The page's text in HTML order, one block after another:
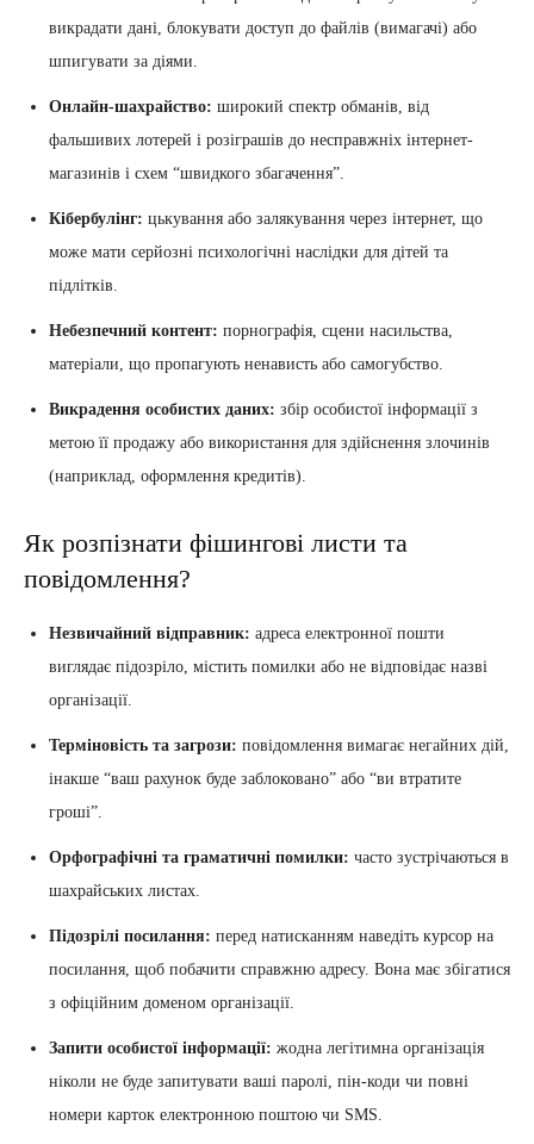
викрадати дані, блокувати доступ до файлів (вимагачі) або
шпигувати за діями.
Онлайн-шахрайство: широкий спектр обманів, від
фальшивих лотерей і розіграшів до несправжніх інтернет-
магазинів і схем “швидкого збагачення”.
Кібербулінг: цькування або залякування через інтернет, що
може мати серйозні психологічні наслідки для дітей та
підлітків.
Небезпечний контент: порнографія, сцени насильства,
матеріали, що пропагують ненависть або самогубство.
Викрадення особистих даних: збір особистої інформації з
метою її продажу або використання для здійснення злочинів
(наприклад, оформлення кредитів).
Як розпізнати фішингові листи та
повідомлення?
Незвичайний відправник: адреса електронної пошти
виглядає підозріло, містить помилки або не відповідає назві
організації.
Терміновість та загрози: повідомлення вимагає негайних дій,
інакше “ваш рахунок буде заблоковано” або “ви втратите
гроші”.
Орфографічні та граматичні помилки: часто зустрічаються в
шахрайських листах.
Підозрілі посилання: перед натисканням наведіть курсор на
посилання, щоб побачити справжню адресу. Вона має збігатися
з офіційним доменом організації.
Запити особистої інформації: жодна легітимна організація
ніколи не буде запитувати ваші паролі, пін-коди чи повні
номери карток електронною поштою чи SMS.